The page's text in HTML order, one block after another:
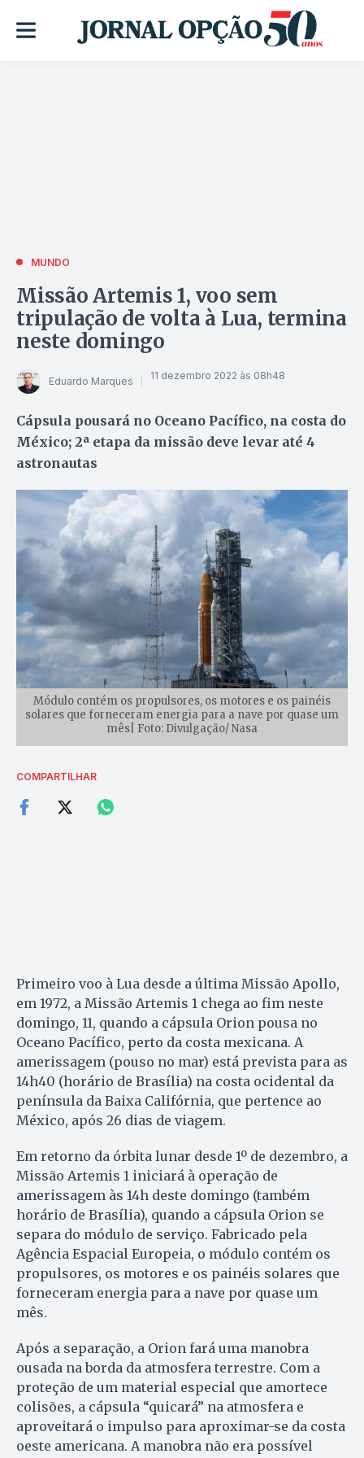
MUNDO
Missão Artemis 1, voo sem
tripulação de volta à Lua, termina
neste domingo
Eduardo Marques 11 dezembro 2022 às 08h48
Cápsula pousará no Oceano Pacífico, na costa do
México; 2ª etapa da missão deve levar até 4
astronautas
Módulo contém os propulsores, os motores e os painéis
solares que forneceram energia para a nave por quase um
mês| Foto: Divulgação/ Nasa
COMPARTILHAR
Primeiro voo à Lua desde a última Missão Apollo,
em 1972, a Missão Artemis 1 chega ao fim neste
domingo, 11, quando a cápsula Orion pousa no
Oceano Pacífico, perto da costa mexicana. A
amerissagem (pouso no mar) está prevista para as
14h40 (horário de Brasília) na costa ocidental da
península da Baixa Califórnia, que pertence ao
México, após 26 dias de viagem.
Em retorno da órbita lunar desde 1º de dezembro, a
Missão Artemis 1 iniciará à operação de
amerissagem às 14h deste domingo (também
horário de Brasília), quando a cápsula Orion se
separa do módulo de serviço. Fabricado pela
Agência Espacial Europeia, o módulo contém os
propulsores, os motores e os painéis solares que
forneceram energia para a nave por quase um
mês.
Após a separação, a Orion fará uma manobra
ousada na borda da atmosfera terrestre. Com a
proteção de um material especial que amortece
colisões, a cápsula “quicará” na atmosfera e
aproveitará o impulso para aproximar-se da costa
oeste americana. A manobra não era possível